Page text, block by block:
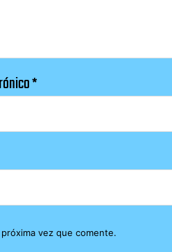
*
vez que comente.